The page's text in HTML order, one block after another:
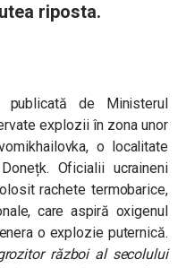
riposta.
publicată de Ministerul
explozii în zona unor
o localitate
Oficialii ucraineni
rachete termobarice,
care aspiră oxigenul
o explozie puternică.
război al secolului